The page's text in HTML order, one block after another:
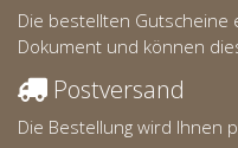
Die bestellten Gutscheine
Dokument und können
Postversand
Die Bestellung wird Ihnen